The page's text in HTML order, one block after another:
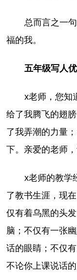
总而言之一
福的我。
五年级写人
x老师，您知
给了我腾飞的翅
了我弄潮的力量
下。亲爱的老师
x老师的教学
了教书生涯，现
仅有着乌黑的头
脑；不仅有一张
话的眼睛；不仅
不论你上课说话